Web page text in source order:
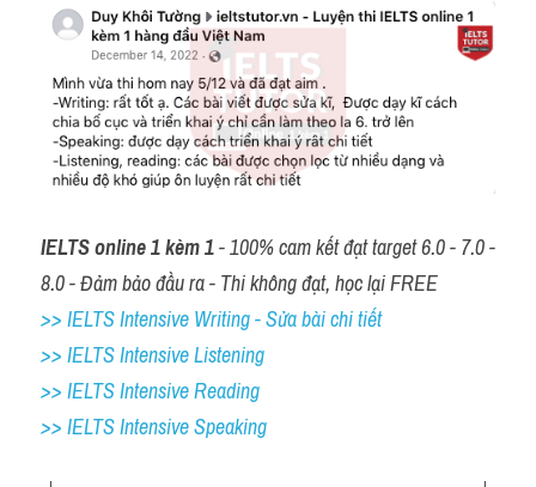
IELTS online 1 kèm 1 - 100% cam kết đạt target 6.0 - 7.0 -
8.0 - Đảm bảo đầu ra - Thi không đạt, học lại FREE
>> IELTS Intensive Writing - Sửa bài chi tiết
>> IELTS Intensive Listening
>> IELTS Intensive Reading
>> IELTS Intensive Speaking